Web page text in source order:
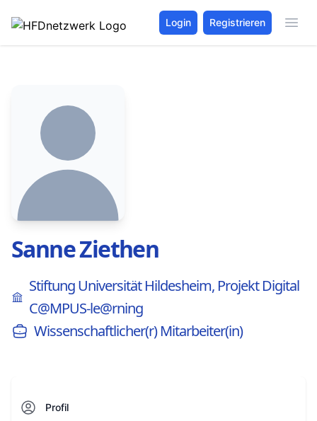
Login Registrieren
Sanne Ziethen
Stiftung Universität Hildesheim, Projekt Digital
C@MPUS-le@rning
Wissenschaftlicher(r) Mitarbeiter(in)
Profil